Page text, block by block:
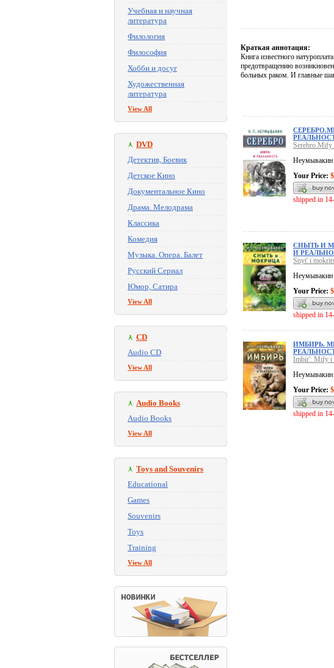
Учебная и научная
литература
Филология
Философия
Хобби и досуг
Художественная
литература
View All
DVD
Детектив, Боевик
Детское Кино
Документальное Кино
Драма. Мелодрама
Классика
Комедия
Музыка. Опера. Балет
Русский Сериал
Юмор, Сатира
View All
CD
Audio CD
View All
Audio Books
Audio Books
View All
Toys and Souvenirs
Educational
Games
Souvenirs
Toys
Training
View All
Краткая аннотация:
Книга известного
предотвращению
больных раком. И главные
Serebro.Mify
Your Price:
shipped in
СНЫТЬ И
И
Snyt' i
Your Price:
shipped in
ИМБИРЬ.
Imbir'. Mify i
Your Price:
shipped in